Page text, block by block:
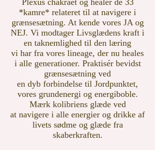
Plexus chakraet og healer de 33
*kamre* relateret til at navigere i
grænsesætning. At kende vores JA og
NEJ. Vi modtager Livsglædens kraft i
en taknemlighed til den læring
vi har fra vores lineage, der nu heales
i alle generationer. Praktisér bevidst
grænsesætning ved
en dyb forbindelse til Jordpunktet,
vores grundenergi og energiboble.
Mærk kolibriens glæde ved
at navigere i alle energier og drikke af
livets sødme og glæde fra
skaberkraften.